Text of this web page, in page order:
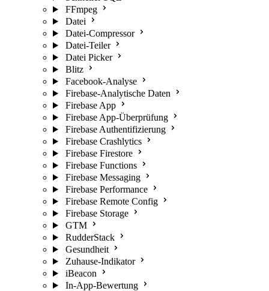
FFmpeg
Datei
Datei-Compressor
Datei-Teiler
Datei Picker
Blitz
Facebook-Analyse
Firebase-Analytische Daten
Firebase App
Firebase App-Überprüfung
Firebase Authentifizierung
Firebase Crashlytics
Firebase Firestore
Firebase Functions
Firebase Messaging
Firebase Performance
Firebase Remote Config
Firebase Storage
GTM
RudderStack
Gesundheit
Zuhause-Indikator
iBeacon
In-App-Bewertung